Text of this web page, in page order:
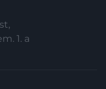
1. a